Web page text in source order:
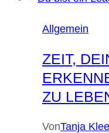
Allgemein
ZEIT,
ZU
VonTanja Klee